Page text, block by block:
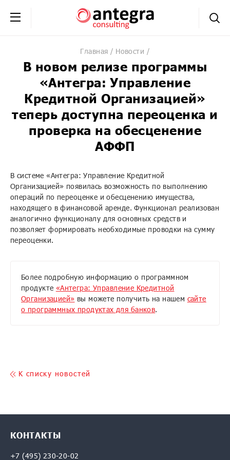
+7 (495) 230-20-02
обратная связь
Главная Новости
В новом релизе программы
«Антегра: Управление
Кредитной Организацией»
теперь доступна переоценка и
проверка на обесценение
АФФП
В системе «Антегра: Управление Кредитной
Организацией» появилась возможность по выполнению
операций по переоценке и обесценению имущества,
находящего в финансовой аренде. Функционал реализован
аналогично функционалу для основных средств и
позволяет формировать необходимые проводки на сумму
переоценки.
Более подробную информацию о программном
продукте «Антегра: Управление Кредитной
Организацией» вы можете получить на нашем сайте
о программных продуктах для банков.
K списку новостей
КОНТАКТЫ
+7 (495) 230-20-02